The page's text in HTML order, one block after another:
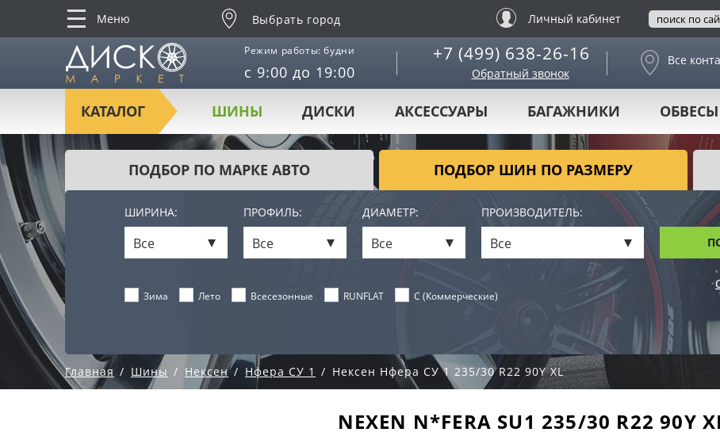
Меню Выбрать город Личный кабинет
Режим работы: будни
с 9:00 до 19:00
+7 (499) 638-26-16
Обратный звонок
Все
КАТАЛОГ ШИНЫ ДИСКИ АКСЕССУАРЫ БАГАЖНИКИ ОБВЕСЫ
ПОДБОР ПО МАРКЕ АВТО ПОДБОР ШИН ПО РАЗМЕРУ
ШИРИНА: ПРОФИЛЬ: ДИАМЕТР: ПРОИЗВОДИТЕЛЬ:
Все Все Все Все
Зима Лето Всесезонные RUNFLAT C (Коммерческие)
Главная Шины Нексен Нфера СУ 1 Нексен Нфера СУ 1 235/30 R22 90Y XL
NEXEN N*FERA SU1 235/30 R22 90Y